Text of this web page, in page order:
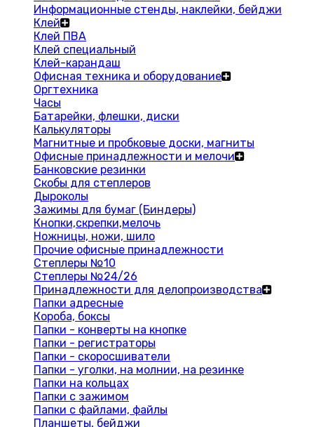
Информационные стенды, наклейки, бейджи
Клей
Клей ПВА
Клей специальный
Клей-карандаш
Офисная техника и оборудование
Оргтехника
Часы
Батарейки, флешки, диски
Калькуляторы
Магнитные и пробковые доски, магниты
Офисные принадлежности и мелочи
Банковские резинки
Скобы для степлеров
Дыроколы
Зажимы для бумаг (Биндеры)
Кнопки,скрепки,мелочь
Ножницы, ножи, шило
Прочие офисные принадлежности
Степлеры №10
Степлеры №24/26
Принадлежности для делопроизводства
Папки адресные
Короба, боксы
Папки - конверты на кнопке
Папки - регистраторы
Папки - скоросшиватели
Папки - уголки, на молнии, на резинке
Папки на кольцах
Папки с зажимом
Папки с файлами, файлы
Планшеты, бейджи